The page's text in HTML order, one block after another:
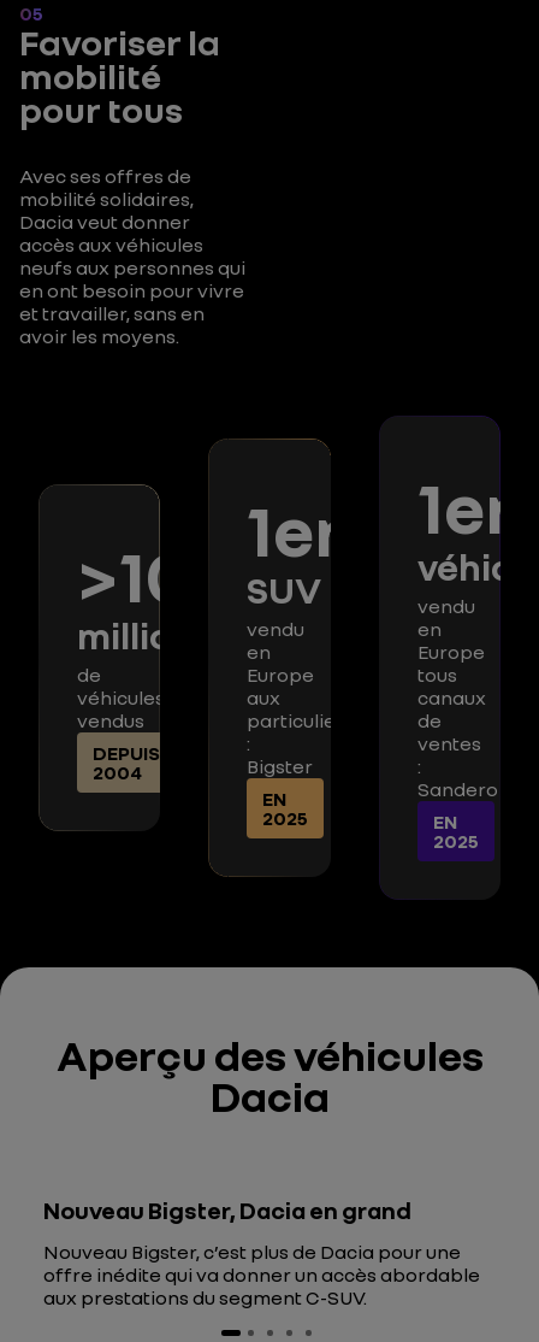
05
Favoriser la
mobilité
pour tous
Avec ses offres de
mobilité solidaires,
Dacia veut donner
accès aux véhicules
neufs aux personnes qui
en ont besoin pour vivre
et travailler, sans en
avoir les moyens.
>10
millions
de
véhicules
vendus
DEPUIS
2004
1er
SUV
vendu
en
Europe
aux
particuliers
:
Bigster
EN
2025
1er
vendu
en
Europe
tous
canaux
de
ventes
:
Sandero
EN
2025
Aperçu des véhicules
Dacia
Nouveau Bigster, Dacia en grand
Nouveau Bigster, c’est plus de Dacia pour une
offre inédite qui va donner un accès abordable
aux prestations du segment C-SUV.